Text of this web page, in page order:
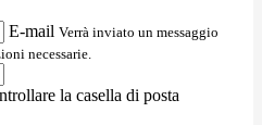
E-mail Verrà inviato un messaggio
necessarie.
la casella di posta